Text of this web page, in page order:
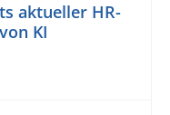
aktueller HR-
KI